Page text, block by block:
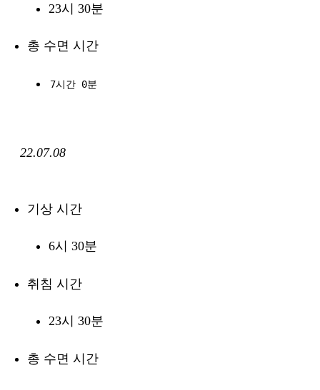
23시 30분
총 수면 시간
7시간 0분
22.07.08
기상 시간
6시 30분
취침 시간
23시 30분
총 수면 시간